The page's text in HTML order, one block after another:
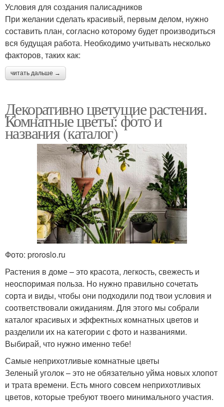
Условия для создания палисадников
При желании сделать красивый, первым делом, нужно
составить план, согласно которому будет производиться
вся будущая работа. Необходимо учитывать несколько
факторов, таких как:
читать дальше →
Декоративно цветущие растения.
Комнатные цветы: фото и
названия (каталог)
Фото: proroslo.ru
Растения в доме – это красота, легкость, свежесть и
неоспоримая польза. Но нужно правильно сочетать
сорта и виды, чтобы они подходили под твои условия и
соответствовали ожиданиям. Для этого мы собрали
каталог красивых и эффектных комнатных цветов и
разделили их на категории с фото и названиями.
Выбирай, что нужно именно тебе!
Самые неприхотливые комнатные цветы
Зеленый уголок – это не обязательно уйма новых хлопот
и трата времени. Есть много совсем неприхотливых
цветов, которые требуют твоего минимального участия.